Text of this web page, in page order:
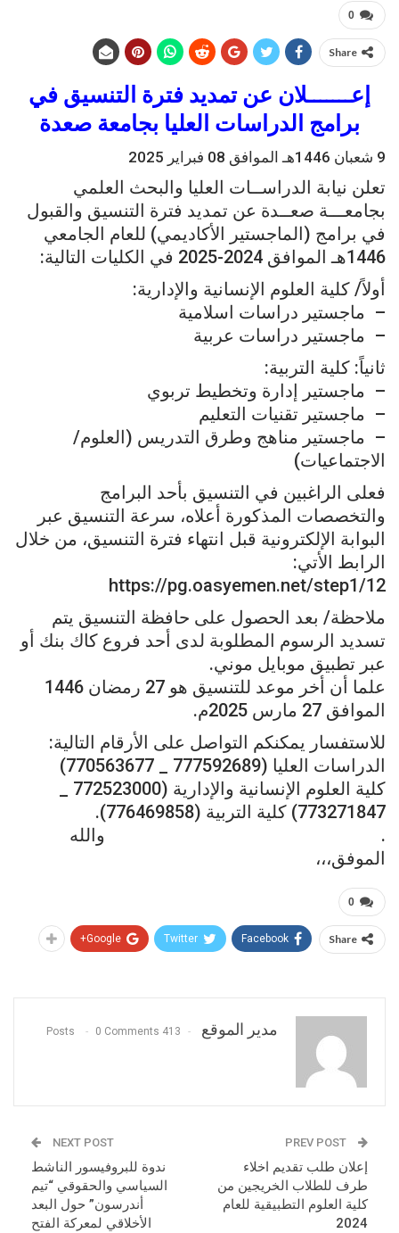
0
Share
إعـــــــلان عن تمديد فترة التنسيق في
برامج الدراسات العليا بجامعة صعدة
9 شعبان 1446هـ الموافق 08 فبراير 2025
تعلن نيابة الدراســات العليا والبحث العلمي
بجامعـــة صعــدة عن تمديد فترة التنسيق والقبول
في برامج (الماجستير الأكاديمي) للعام الجامعي
1446هـ الموافق 2024-2025 في الكليات التالية:
أولاً/ كلية العلوم الإنسانية والإدارية:
– ماجستير دراسات اسلامية
– ماجستير دراسات عربية
ثانياً: كلية التربية:
– ماجستير إدارة وتخطيط تربوي
– ماجستير تقنيات التعليم
– ماجستير مناهج وطرق التدريس (العلوم/
الاجتماعيات)
فعلى الراغبين في التنسيق بأحد البرامج
والتخصصات المذكورة أعلاه، سرعة التنسيق عبر
البوابة الإلكترونية قبل انتهاء فترة التنسيق، من خلال
الرابط الأتي:
https://pg.oasyemen.net/step1/12
ملاحظة/ بعد الحصول على حافظة التنسيق يتم
تسديد الرسوم المطلوبة لدى أحد فروع كاك بنك أو
عبر تطبيق موبايل موني.
علما أن أخر موعد للتنسيق هو 27 رمضان 1446
الموافق 27 مارس 2025م.
للاستفسار يمكنكم التواصل على الأرقام التالية:
الدراسات العليا (777592689 _ 770563677)
773271847) كلية التربية (776469858).
. والله
الموفق،،،
0
Share
Facebook
Twitter
Google+
مدير الموقع 413 Posts
0 Comments
إعلان طلب تقديم اخلاء
طرف للطلاب الخريجين من
كلية العلوم التطبيقية للعام
2024
NEXT POST
ندوة للبروفيسور الناشط
السياسي والحقوقي “تيم
أندرسون” حول البعد
الأخلاقي لمعركة الفتح